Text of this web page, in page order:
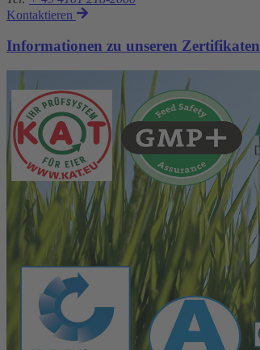
Kontaktieren
Informationen zu unseren Zertifikaten